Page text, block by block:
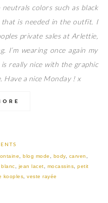
colors such as black
is needed in the outfit. I
private sales at Arlettie,
I’m wearing once again my
really nice with the graphic
Have a nice Monday ! x
,blog mode body, carven
jean lacet mocassins ,petit
kooples ,veste rayée